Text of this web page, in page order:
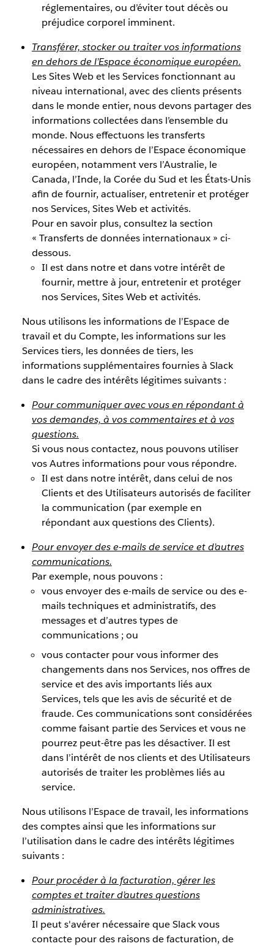
réglementaires, ou d’éviter tout décès ou
préjudice corporel imminent.
Transférer, stocker ou traiter vos informations
en dehors de l’Espace économique européen.
Les Sites Web et les Services fonctionnant au
niveau international, avec des clients présents
dans le monde entier, nous devons partager des
informations collectées dans l’ensemble du
monde. Nous effectuons les transferts
nécessaires en dehors de l’Espace économique
européen, notamment vers l’Australie, le
Canada, l’Inde, la Corée du Sud et les États-Unis
afin de fournir, actualiser, entretenir et protéger
nos Services, Sites Web et activités.
Pour en savoir plus, consultez la section
« Transferts de données internationaux » ci-
dessous.
Il est dans notre et dans votre intérêt de
fournir, mettre à jour, entretenir et protéger
nos Services, Sites Web et activités.
Nous utilisons les informations de l’Espace de
travail et du Compte, les informations sur les
Services tiers, les données de tiers, les
informations supplémentaires fournies à Slack
dans le cadre des intérêts légitimes suivants :
Pour communiquer avec vous en répondant à
vos demandes, à vos commentaires et à vos
questions.
Si vous nous contactez, nous pouvons utiliser
vos Autres informations pour vous répondre.
Il est dans notre intérêt, dans celui de nos
Clients et des Utilisateurs autorisés de faciliter
la communication (par exemple en
répondant aux questions des Clients).
Pour envoyer des e-mails de service et d’autres
communications.
Par exemple, nous pouvons :
vous envoyer des e-mails de service ou des e-
mails techniques et administratifs, des
messages et d’autres types de
communications ; ou
vous contacter pour vous informer des
changements dans nos Services, nos offres de
service et des avis importants liés aux
Services, tels que les avis de sécurité et de
fraude. Ces communications sont considérées
comme faisant partie des Services et vous ne
pourrez peut-être pas les désactiver. Il est
dans l’intérêt de nos clients et des Utilisateurs
autorisés de traiter les problèmes liés au
service.
Nous utilisons l’Espace de travail, les informations
des comptes ainsi que les informations sur
l’utilisation dans le cadre des intérêts légitimes
suivants :
Pour procéder à la facturation, gérer les
comptes et traiter d’autres questions
administratives.
Il peut s'avérer nécessaire que Slack vous
contacte pour des raisons de facturation, de